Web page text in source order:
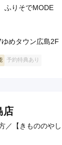
りそでMODE
めタウン広島2F
予約特典あり
店
／【きもののや